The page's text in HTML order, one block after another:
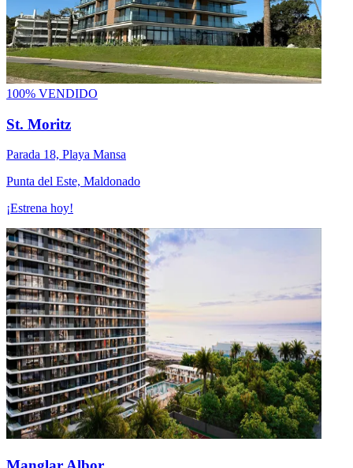
100% VENDIDO
St. Moritz
Parada 18, Playa Mansa
Punta del Este, Maldonado
¡Estrena hoy!